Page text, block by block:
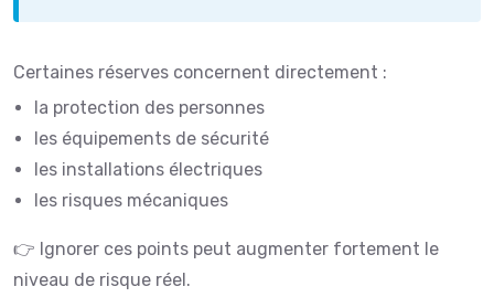
Certaines réserves concernent directement :
la protection des personnes
les équipements de sécurité
les installations électriques
les risques mécaniques
👉 Ignorer ces points peut augmenter fortement le
niveau de risque réel.